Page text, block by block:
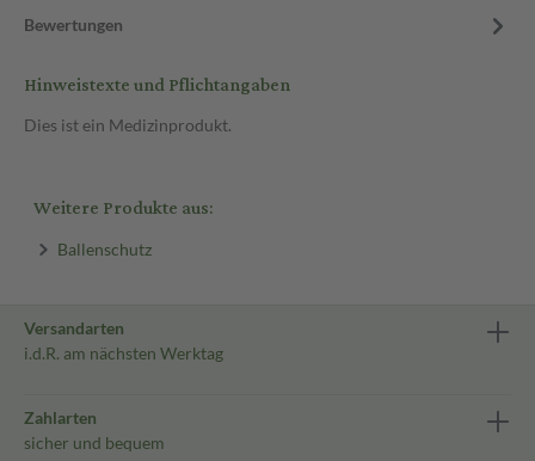
Bewertungen
Hinweistexte und Pflichtangaben
Dies ist ein Medizinprodukt.
Weitere Produkte aus:
Ballenschutz
Versandarten
i.d.R. am nächsten Werktag
Zahlarten
sicher und bequem